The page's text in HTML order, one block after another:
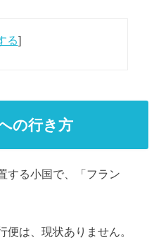
る]
の行き方
する小国で、「フラン
便は、現状ありません。